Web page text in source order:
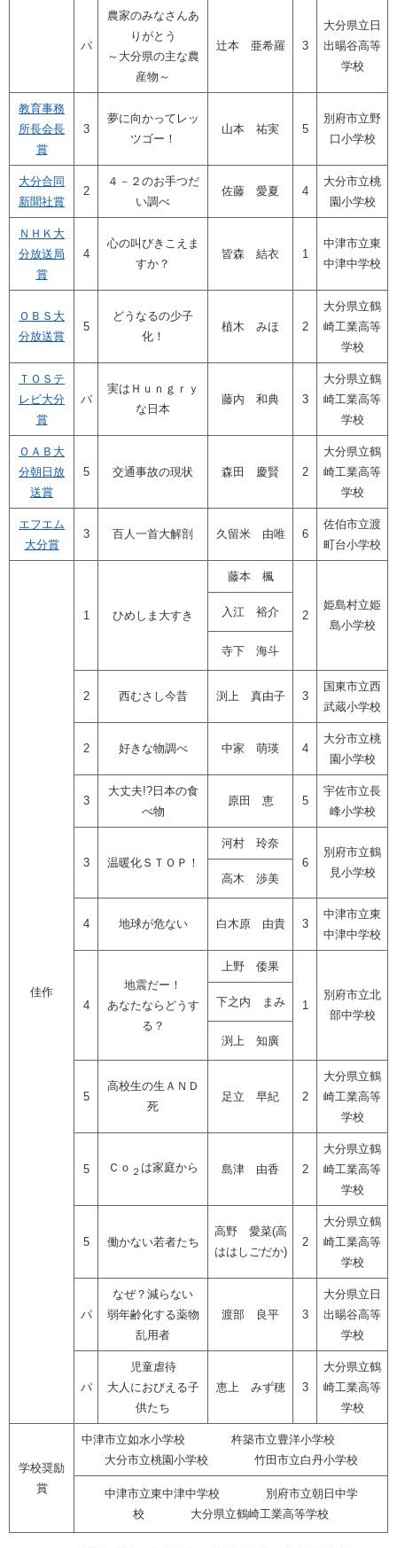
パ
農家のみなさんあ
りがとう
～大分県の主な農
産物～
辻本 亜希羅 3
大分県立日
出暘谷高等
学校
教育事務
所長会長
賞
3
夢に向かってレッ
ツゴー！
山本 祐実 5
別府市立野
口小学校
大分合同
新聞社賞
2
４－２のお手つだ
い調べ
佐藤 愛夏 4
大分市立桃
園小学校
ＮＨＫ大
分放送局
賞
4
心の叫びきこえま
すか？
皆森 結衣 1
中津市立東
中津中学校
ＯＢＳ大
分放送賞
5
どうなるの少子
化！
植木 みほ 2
大分県立鶴
崎工業高等
学校
ＴＯＳテ
レビ大分
賞
パ
実はＨｕｎｇｒｙ
な日本
藤内 和典 3
大分県立鶴
崎工業高等
学校
ＯＡＢ大
分朝日放
送賞
5 交通事故の現状 森田 慶賢 2
大分県立鶴
崎工業高等
学校
エフエム
大分賞
3 百人一首大解剖 久留米 由唯 6
佐伯市立渡
町台小学校
佳作
1 ひめしま大すき
藤本 楓
2
姫島村立姫
島小学校
入江 裕介
寺下 海斗
2 西むさし今昔 渕上 真由子 3
国東市立西
武蔵小学校
2 好きな物調べ 中家 萌瑛 4
大分市立桃
園小学校
3
大丈夫!?日本の食
べ物
原田 恵 5
宇佐市立長
峰小学校
3 温暖化ＳＴＯＰ！
河村 玲奈
6
別府市立鶴
見小学校
高木 渉美
4 地球が危ない 白木原 由貴 3
中津市立東
中津中学校
4
地震だー！
あなたならどうす
る？
上野 倭果
1
別府市立北
部中学校
下之内 まみ
渕上 知廣
5
高校生の生ＡＮＤ
死
足立 早紀 2
大分県立鶴
崎工業高等
学校
5 Ｃｏ ２ は家庭から 島津 由香 2
大分県立鶴
崎工業高等
学校
5 働かない若者たち
高野 愛菜(高
ははしごだか)
2
大分県立鶴
崎工業高等
学校
パ
なぜ？減らない
弱年齢化する薬物
乱用者
渡部 良平 3
大分県立日
出暘谷高等
学校
パ
児童虐待
大人におびえる子
供たち
恵上 みず穂 3
大分県立鶴
崎工業高等
学校
学校奨励
賞
中津市立如水小学校 杵築市立豊洋小学校
大分市立桃園小学校 竹田市立白丹小学校
中津市立東中津中学校 別府市立朝日中学
校 大分県立鶴崎工業高等学校